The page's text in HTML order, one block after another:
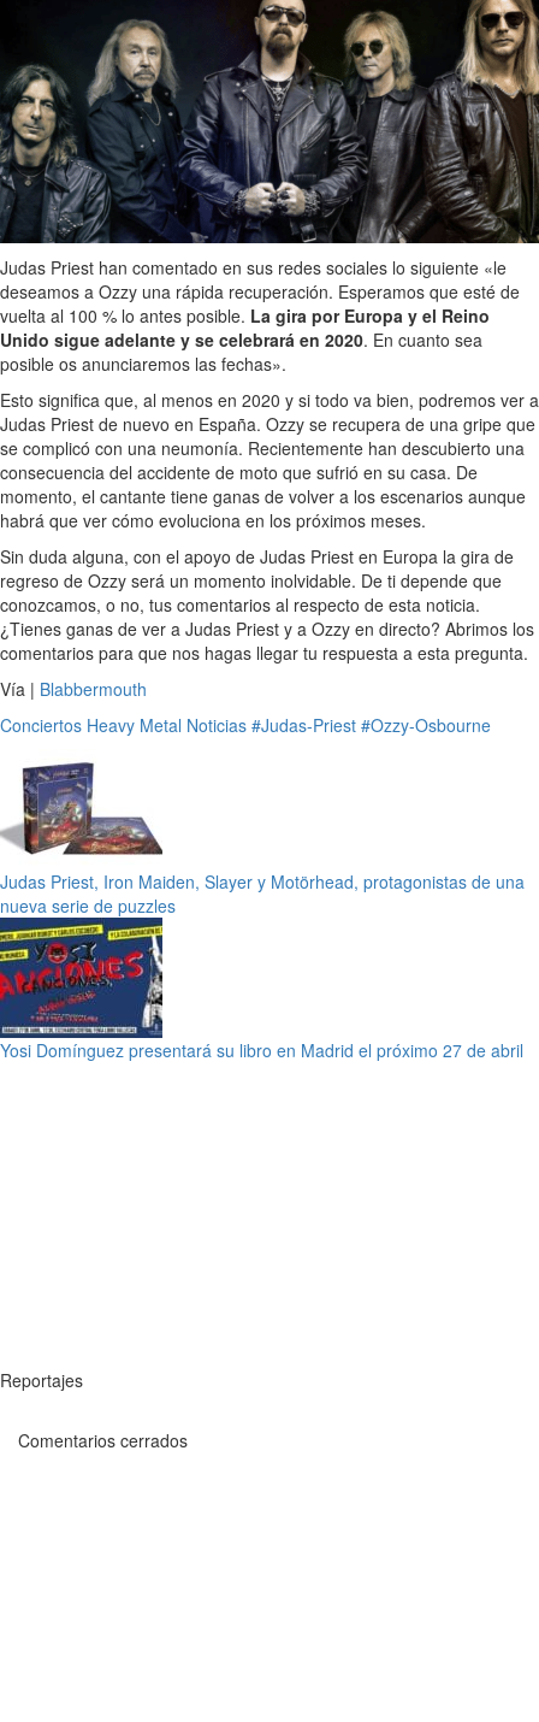
Judas Priest han comentado en sus redes sociales lo siguiente «le
deseamos a Ozzy una rápida recuperación. Esperamos que esté de
vuelta al 100 % lo antes posible. La gira por Europa y el Reino
Unido sigue adelante y se celebrará en 2020. En cuanto sea
posible os anunciaremos las fechas».
Esto significa que, al menos en 2020 y si todo va bien, podremos ver a
Judas Priest de nuevo en España. Ozzy se recupera de una gripe que
se complicó con una neumonía. Recientemente han descubierto una
consecuencia del accidente de moto que sufrió en su casa. De
momento, el cantante tiene ganas de volver a los escenarios aunque
habrá que ver cómo evoluciona en los próximos meses.
Sin duda alguna, con el apoyo de Judas Priest en Europa la gira de
regreso de Ozzy será un momento inolvidable. De ti depende que
conozcamos, o no, tus comentarios al respecto de esta noticia.
¿Tienes ganas de ver a Judas Priest y a Ozzy en directo? Abrimos los
comentarios para que nos hagas llegar tu respuesta a esta pregunta.
Vía | Blabbermouth
Conciertos Heavy Metal Noticias #Judas-Priest #Ozzy-Osbourne
Judas Priest, Iron Maiden, Slayer y Motörhead, protagonistas de una
nueva serie de puzzles
Yosi Domínguez presentará su libro en Madrid el próximo 27 de abril
Reportajes
Comentarios cerrados